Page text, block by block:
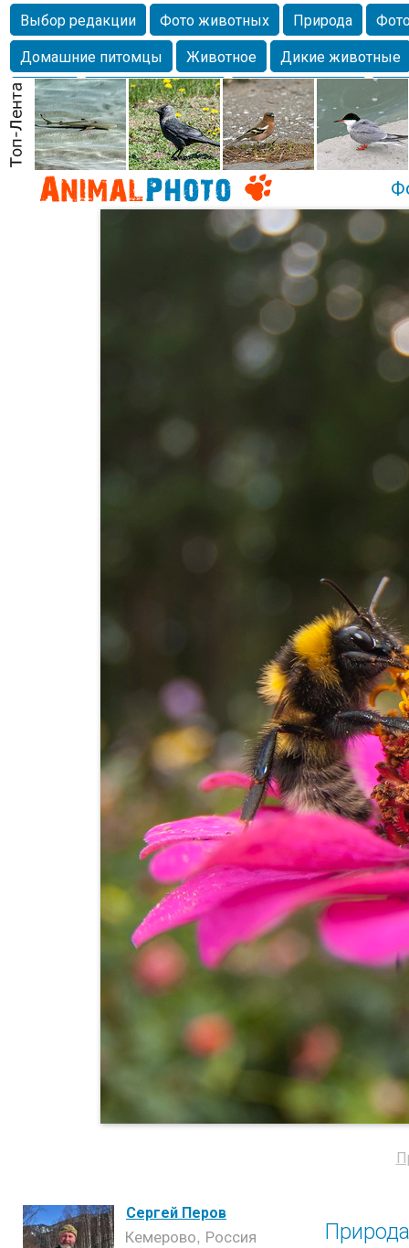
Выбор редакции Фото животных Природа
Домашние питомцы
Животное
Дикие животные
Собаки
Alexanderandronik Млекопитающие
Морда
Собачка Осень Портрет
Домашние
Насекомое
Коты Lebert Дикие птицы Утка
Сергей Перов
Кемерово, Россия Природа